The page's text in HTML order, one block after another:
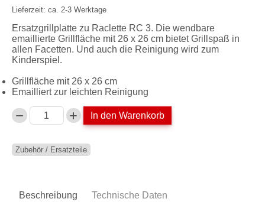
Lieferzeit: ca. 2-3 Werktage
Ersatzgrillplatte zu Raclette RC 3. Die wendbare
emaillierte Grillfläche mit 26 x 26 cm bietet Grillspaß in
allen Facetten. Und auch die Reinigung wird zum
Kinderspiel.
Grillfläche mit 26 x 26 cm
Emailliert zur leichten Reinigung
Anzahl In den Warenkorb
Zubehör / Ersatzteile
Beschreibung Technische Daten